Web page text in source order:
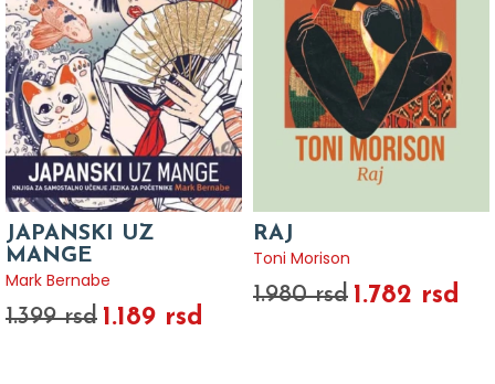
JAPANSKI UZ
MANGE
Mark Bernabe
1.399 rsd 1.189 rsd
RAJ
Toni Morison
1.980 rsd 1.782 rsd